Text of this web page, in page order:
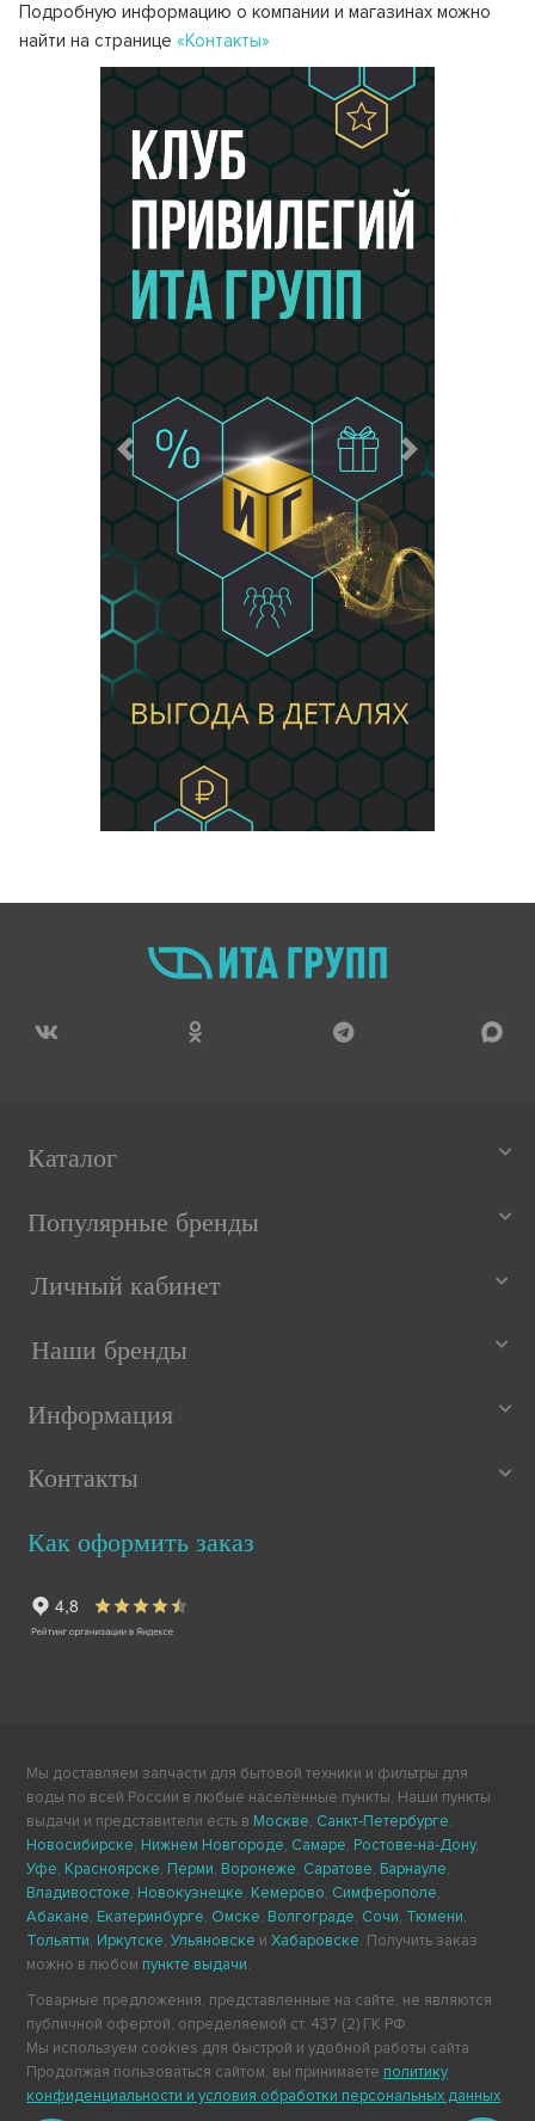
Предыдущий Следующий
Подробную информацию о компании и магазинах можно
найти на странице«Контакты»
Каталог
Популярные бренды
Личный кабинет
Наши бренды
Информация
Контакты
Как оформить заказ
Мы доставляем запчасти для бытовой техники и фильтры для
воды по всей России в любые населённые пункты. Наши пункты
выдачи и представители есть в Москве, Санкт-Петербурге,
Новосибирске, Нижнем Новгороде, Самаре, Ростове-на-Дону,
Уфе, Красноярске, Перми, Воронеже, Саратове, Барнауле,
Владивостоке, Новокузнецке, Кемерово, Симферополе,
Абакане, Екатеринбурге, Омске, Волгограде, Сочи, Тюмени,
Тольятти, Иркутске,Ульяновске иХабаровске. Получить заказ
можно в любом пункте выдачи.
Товарные предложения, представленные на сайте, не являются
публичной офертой, определяемой ст. 437 (2) ГК РФ.
Мы используем cookies для быстрой и удобной работы сайта.
Продолжая пользоваться сайтом, вы принимаете политику
конфиденциальности и условия обработки персональных данных.